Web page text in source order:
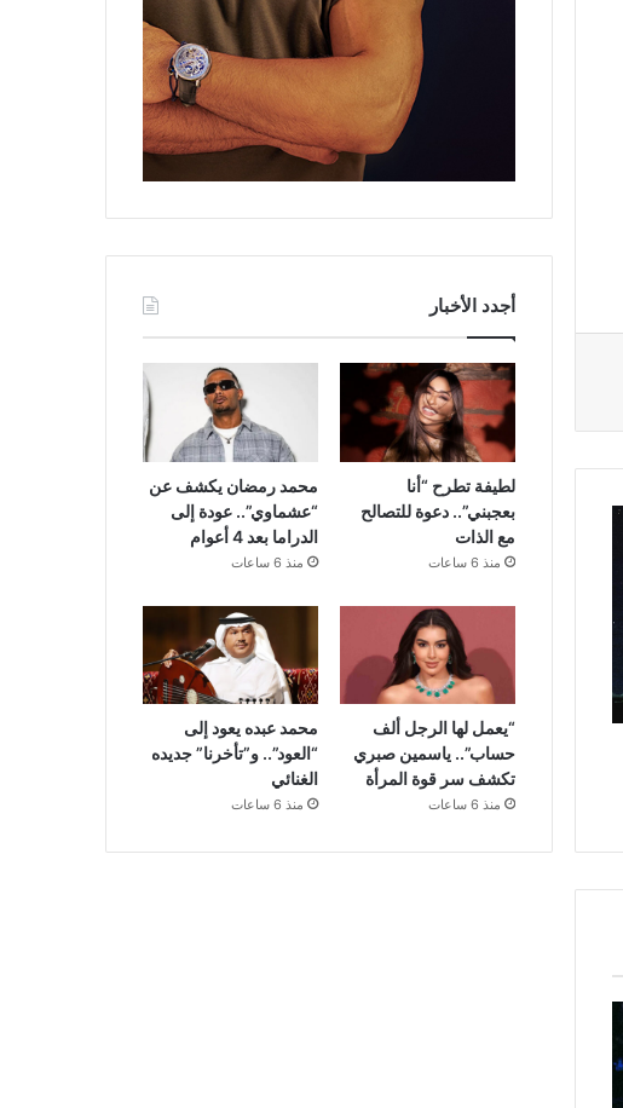
أجدد الأخبار
لطيفة تطرح “أنا
بعجبني”.. دعوة للتصالح
مع الذات
منذ 6 ساعات
محمد رمضان يكشف عن
“عشماوي”.. عودة إلى
الدراما بعد 4 أعوام
منذ 6 ساعات
“يعمل لها الرجل ألف
حساب”.. ياسمين صبري
تكشف سر قوة المرأة
منذ 6 ساعات
محمد عبده يعود إلى
“العود”.. و”تأخرنا” جديده
الغنائي
منذ 6 ساعات